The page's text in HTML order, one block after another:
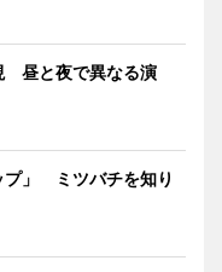
昼と夜で異なる演
プ」 ミツバチを知り